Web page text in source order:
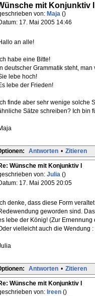
mit Konjunktiv I
von: Maja ()
17. Mai 2005 14:46
an alle!
habe eine Bitte!
deutscher Grammatik steht,
lebe hoch!
lebe der Frieden!
finde aber sehr wenige solche
Sätze schreiben? Ich bin
Antworten • Zitieren
Wünsche mit Konjunktiv I
von: Julia ()
17. Mai 2005 20:05
denke, dass diese Form
geworden sind.
lebe der König! (Zur
vielleicht auch die Wendung :
Antworten • Zitieren
Wünsche mit Konjunktiv I
von: Ireen ()